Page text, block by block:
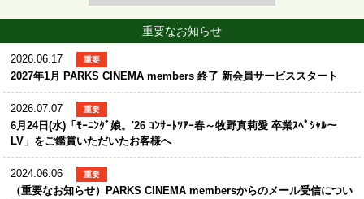
重要なお知らせ
2026.06.17 重要
2027年1月 PARKS CINEMA members 終了 新会員サービススタート
2026.07.07 重要
6月24日(水)「ﾓｰﾆﾝｸﾞ娘。'26 ｺﾝｻｰﾄﾂｱｰ春～牧野真莉愛 卒業ｽﾍﾟｼｬﾙ～
LV」をご鑑賞いただいたお客様へ
2024.06.06 重要
（重要なお知らせ）PARKS CINEMA membersからのメール受信につい